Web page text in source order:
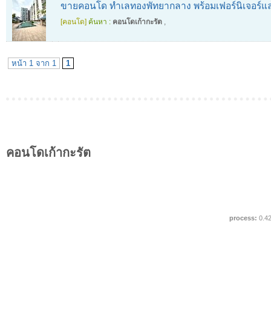
ขายคอนโด ทำเลทองพัทยากลาง พร้อมเฟอร์นิเจอร์แ
[คอนโด] ค้นหา : คอนโดเก้ากะรัต ,
หน้า 1 จาก 1 1
คอนโดเก้ากะรัต
process: